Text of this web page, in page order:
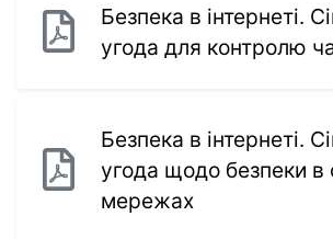
Безпека в інтернеті.
угода для контролю
Безпека в інтернеті.
угода щодо безпеки в
мережах